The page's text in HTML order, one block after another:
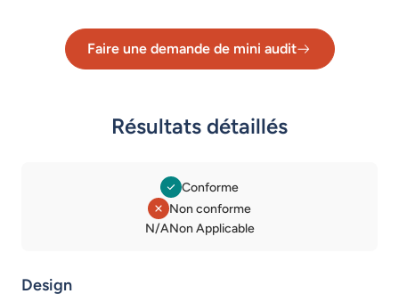
Faire une demande de mini audit
Lien vers le formulaire de
Résultats détaillés
Légende des statuts
Conforme
Non conforme
N/ANon Applicable
Design